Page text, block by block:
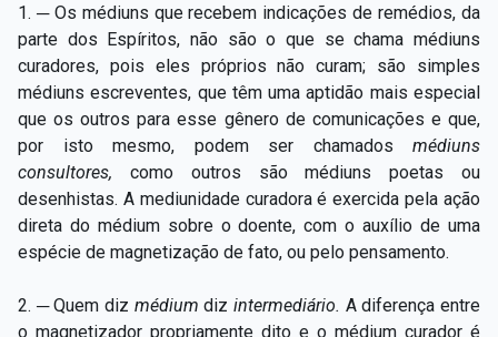
1. ─ Os médiuns que recebem indicações de remédios, da
parte dos Espíritos, não são o que se chama médiuns
curadores, pois eles próprios não curam; são simples
médiuns escreventes, que têm uma aptidão mais especial
que os outros para esse gênero de comunicações e que,
por isto mesmo, podem ser chamados médiuns
consultores, como outros são médiuns poetas ou
desenhistas. A mediunidade curadora é exercida pela ação
direta do médium sobre o doente, com o auxílio de uma
espécie de magnetização de fato, ou pelo pensamento.
2. ─ Quem diz médiumdizintermediário. A diferença entre
o magnetizador propriamente dito e o médium curador é